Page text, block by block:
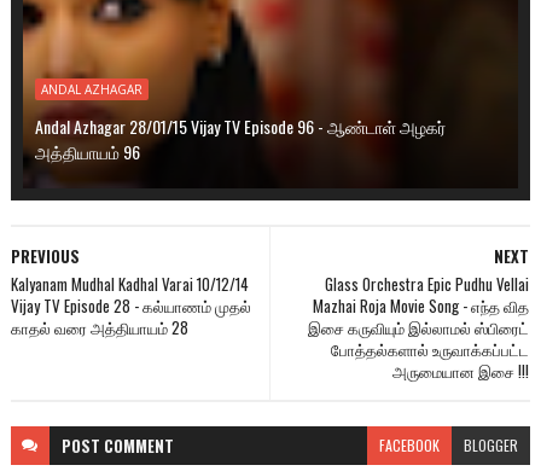
ANDAL AZHAGAR
Andal Azhagar 28/01/15 Vijay TV Episode 96 - ஆண்டாள் அழகர்
அத்தியாயம் 96
NEXT
Glass Orchestra Epic Pudhu Vellai
Mazhai Roja Movie Song - எந்த வித
இசை கருவியும் இல்லாமல் ஸ்பிரைட்
போத்தல்களால் உருவாக்கப்பட்ட
அருமையான இசை !!!
PREVIOUS
Kalyanam Mudhal Kadhal Varai 10/12/14
Vijay TV Episode 28 - கல்யாணம் முதல்
காதல் வரை அத்தியாயம் 28
POST COMMENT FACEBOOK BLOGGER